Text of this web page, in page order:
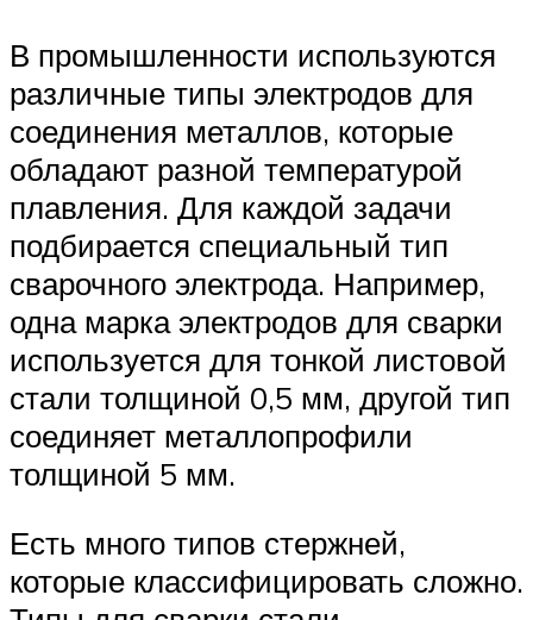
В промышленности используются
различные типы электродов для
соединения металлов, которые
обладают разной температурой
плавления. Для каждой задачи
подбирается специальный тип
сварочного электрода. Например,
одна марка электродов для сварки
используется для тонкой листовой
стали толщиной 0,5 мм, другой тип
соединяет металлопрофили
толщиной 5 мм.
Есть много типов стержней,
которые классифицировать сложно.